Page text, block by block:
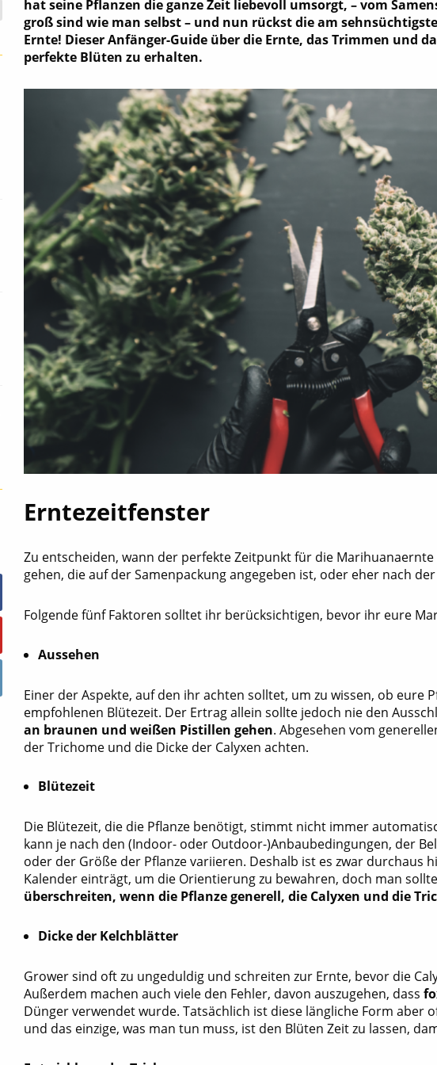
hat seine Pflanzen die ganze Zeit liebevoll umsorgt, – vom
groß sind wie man selbst – und nun rückst die am
Ernte! Dieser Anfänger-Guide über die Ernte, das Trimmen und
perfekte Blüten zu erhalten.
Erntezeitfenster
Zu entscheiden, wann der perfekte Zeitpunkt für die
gehen, die auf der Samenpackung angegeben ist, oder eher nach
Folgende fünf Faktoren solltet ihr berücksichtigen, bevor ihr eure
Aussehen
Einer der Aspekte, auf den ihr achten solltet, um zu wissen, ob eure
empfohlenen Blütezeit. Der Ertrag allein sollte jedoch nie den
an braunen und weißen Pistillen gehen. Abgesehen vom
der Trichome und die Dicke der Calyxen achten.
Blütezeit
Die Blütezeit, die die Pflanze benötigt, stimmt nicht immer
kann je nach den (Indoor- oder Outdoor-)Anbaubedingungen, der
oder der Größe der Pflanze variieren. Deshalb ist es zwar durchaus
Kalender einträgt, um die Orientierung zu bewahren, doch man sollte
überschreiten, wenn die Pflanze generell, die Calyxen und die
Dicke der Kelchblätter
Grower sind oft zu ungeduldig und schreiten zur Ernte, bevor die
Außerdem machen auch viele den Fehler, davon auszugehen, dass
Dünger verwendet wurde. Tatsächlich ist diese längliche Form aber
und das einzige, was man tun muss, ist den Blüten Zeit zu lassen,